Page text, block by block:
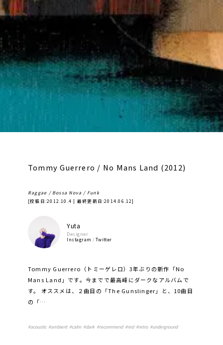
Tommy Guerrero / No Mans Land (2012)
Raggae / Bossa Nova / Funk
[投稿日:2012.10.4 | 最終更新日:2014.06.12]
Yuta
Designer
Instagram / Twitter
Tommy Guerrero（トミーゲレロ）3年ぶりの新作「No
Mans Land」です。今までで最高峰にダークなアルバムで
す。 オススメは、２曲目の「The Gunslinger」と、10曲目
の「…
#acoustic#ambient#calm #dark#recommend#red#retro#underground